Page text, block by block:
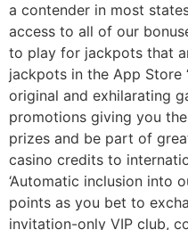
a contender in most
access to all of our
to play for jackpots that
jackpots in the App Store
original and exhilarating
promotions giving you
prizes and be part of
casino credits to
‘Automatic inclusion into
points as you bet to
invitation-only VIP club,